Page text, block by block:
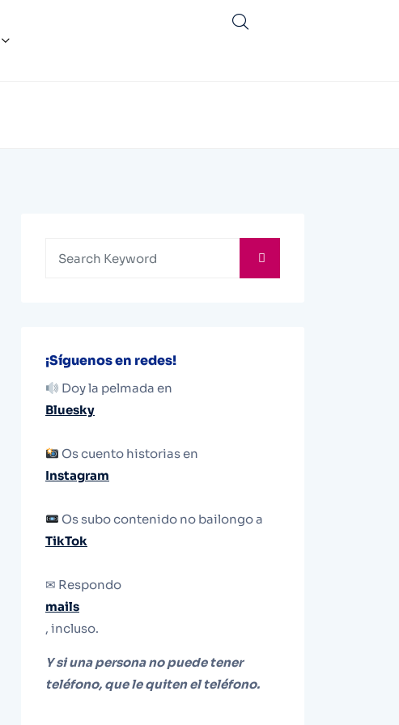
¡Síguenos en redes!
Doy la pelmada en
Bluesky
Os cuento historias en
Instagram
Os subo contenido no bailongo a
TikTok
✉ Respondo
mails
, incluso.
Y si una persona no puede tener
teléfono, que le quiten el teléfono.